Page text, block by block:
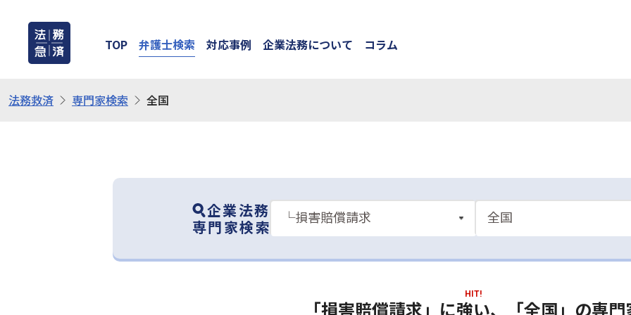
TOP 弁護士検索 対応事例 企業法務について コラム
法務救済 専門家検索 全国
企業法務
専門家検索
HIT!
「損害賠償請求」に強い、「全国」の専門